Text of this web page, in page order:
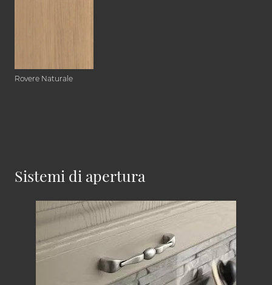
Rovere Naturale
Sistemi di apertura